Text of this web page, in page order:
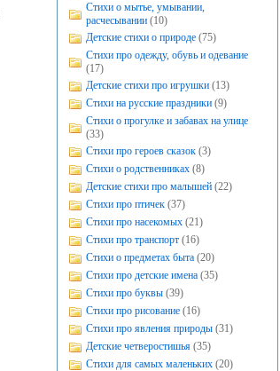
Стихи о мытье, умывании,
расчесывании (10)
Детские стихи о природе (75)
Стихи про одежду, обувь и одевание
(17)
Детские стихи про игрушки (13)
Стихи на русские праздники (9)
Стихи о прогулке и забавах на улице
(33)
Стихи про героев сказок (3)
Стихи о родственниках (8)
Детские стихи про малышей (22)
Стихи про птичек (37)
Стихи про насекомых (21)
Стихи про транспорт (16)
Стихи о предметах быта (20)
Стихи про детские имена (35)
Стихи про буквы (39)
Стихи про рисование (16)
Стихи про явления природы (31)
Детские четверостишья (35)
Стихи для самых маленьких (20)